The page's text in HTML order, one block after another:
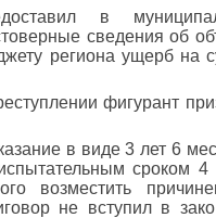
в
сведения об
региона ущерб на
фигурант
в виде 3 лет 6
сроком 4
возместить
не вступил в